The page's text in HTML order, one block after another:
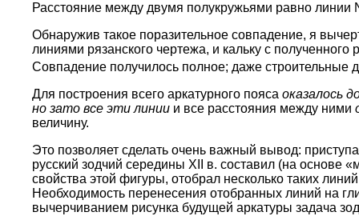
Расстояние между двумя полукружьями равно
Обнаружив такое поразительное совпадение, я
линиями рязанского чертежа, и кальку с
Совпадение получилось полное; даже строительные
Для построения всего аркатурного пояса оказалось
но зато все эти линии и все расстояния между ними
величину.
Это позволяет сделать очень важный вывод:
русский зодчий середины XII в. составил (на
свойства этой фигуры, отобрал несколько таких
Необходимость перенесения отобранных линий на
вычерчиванием рисунка будущей аркатуры задача